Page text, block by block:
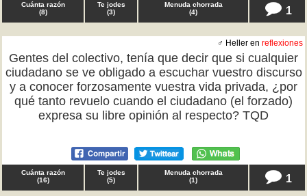
Cuánta razón
(8)
Te jodes
(3)
Menuda chorrada
(4) 1
♂ Heller en reflexiones
Gentes del colectivo, tenía que decir que si cualquier
ciudadano se ve obligado a escuchar vuestro discurso
y a conocer forzosamente vuestra vida privada, ¿por
qué tanto revuelo cuando el ciudadano (el forzado)
expresa su libre opinión al respecto? TQD
Cuánta razón
(16)
Te jodes
(5)
Menuda chorrada
(1) 1